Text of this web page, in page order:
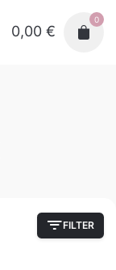
0,00 €
0
FILTER